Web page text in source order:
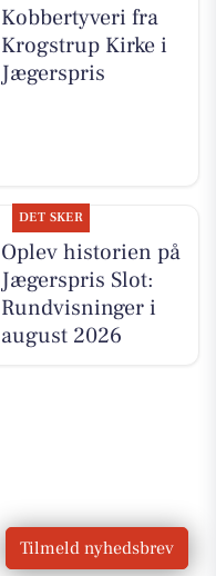
Kobbertyveri fra
Krogstrup Kirke i
Jægerspris
DET SKER
Oplev historien på
Jægerspris Slot:
Rundvisninger i
august 2026
Tilmeld nyhedsbrev